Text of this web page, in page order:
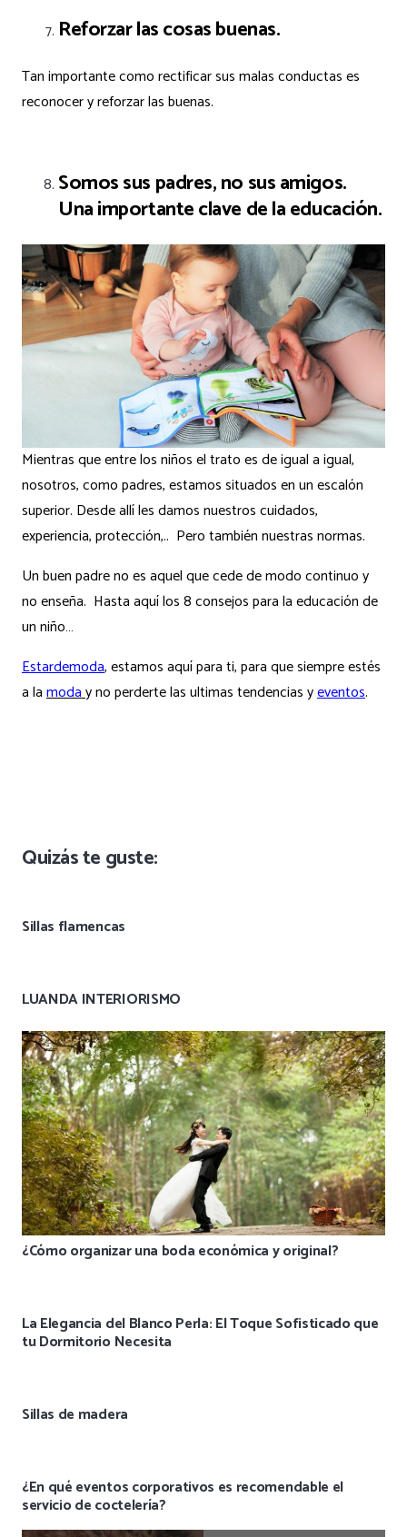
Reforzar las cosas buenas.
Tan importante como rectificar sus malas conductas es
reconocer y reforzar las buenas.
Somos sus padres, no sus amigos.
Una importante clave de la educación.
Mientras que entre los niños el trato es de igual a igual,
nosotros, como padres, estamos situados en un escalón
superior. Desde allí les damos nuestros cuidados,
experiencia, protección,.. Pero también nuestras normas.
Un buen padre no es aquel que cede de modo continuo y
no enseña. Hasta aquí los 8 consejos para la educación de
un niño…
Estardemoda, estamos aquí para ti, para que siempre estés
a lamoday no perderte las ultimas tendencias yeventos.
Quizás te guste:
Sillas flamencas
LUANDA INTERIORISMO
¿Cómo organizar una boda económica y original?
La Elegancia del Blanco Perla: El Toque Sofisticado que
tu Dormitorio Necesita
Sillas de madera
¿En qué eventos corporativos es recomendable el
servicio de coctelería?